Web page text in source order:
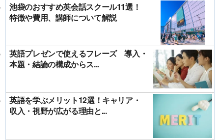
池袋のおすすめ英会話スクール11選！
特徴や費用、講師について解説
英語プレゼンで使えるフレーズ 導入・
本題・結論の構成からス...
英語を学ぶメリット12選！キャリア・
収入・視野が広がる理由と...